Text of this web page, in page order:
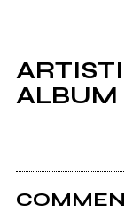
ALBUM